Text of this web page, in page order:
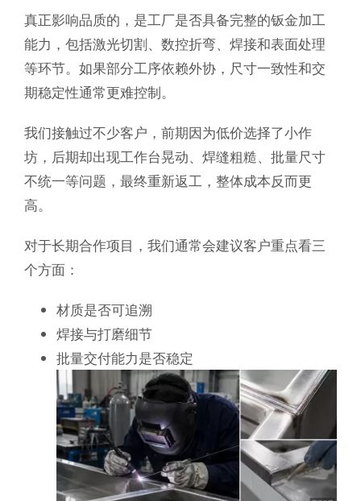
真正影响品质的，是工厂是否具备完整的钣金加工
能力，包括激光切割、数控折弯、焊接和表面处理
等环节。如果部分工序依赖外协，尺寸一致性和交
期稳定性通常更难控制。
我们接触过不少客户，前期因为低价选择了小作
坊，后期却出现工作台晃动、焊缝粗糙、批量尺寸
不统一等问题，最终重新返工，整体成本反而更
高。
对于长期合作项目，我们通常会建议客户重点看三
个方面：
材质是否可追溯
焊接与打磨细节
批量交付能力是否稳定